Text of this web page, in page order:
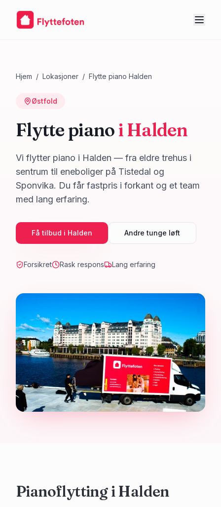
Hjem / Lokasjoner / Flytte piano Halden
Østfold
Flytte piano i Halden
Vi flytter piano i Halden — fra eldre trehus i
sentrum til eneboliger på Tistedal og
Sponvika. Du får fastpris i forkant og et team
med lang erfaring.
Få tilbud i Halden Andre tunge løft
Forsikret Rask respons Lang erfaring
Pianoflytting iHalden